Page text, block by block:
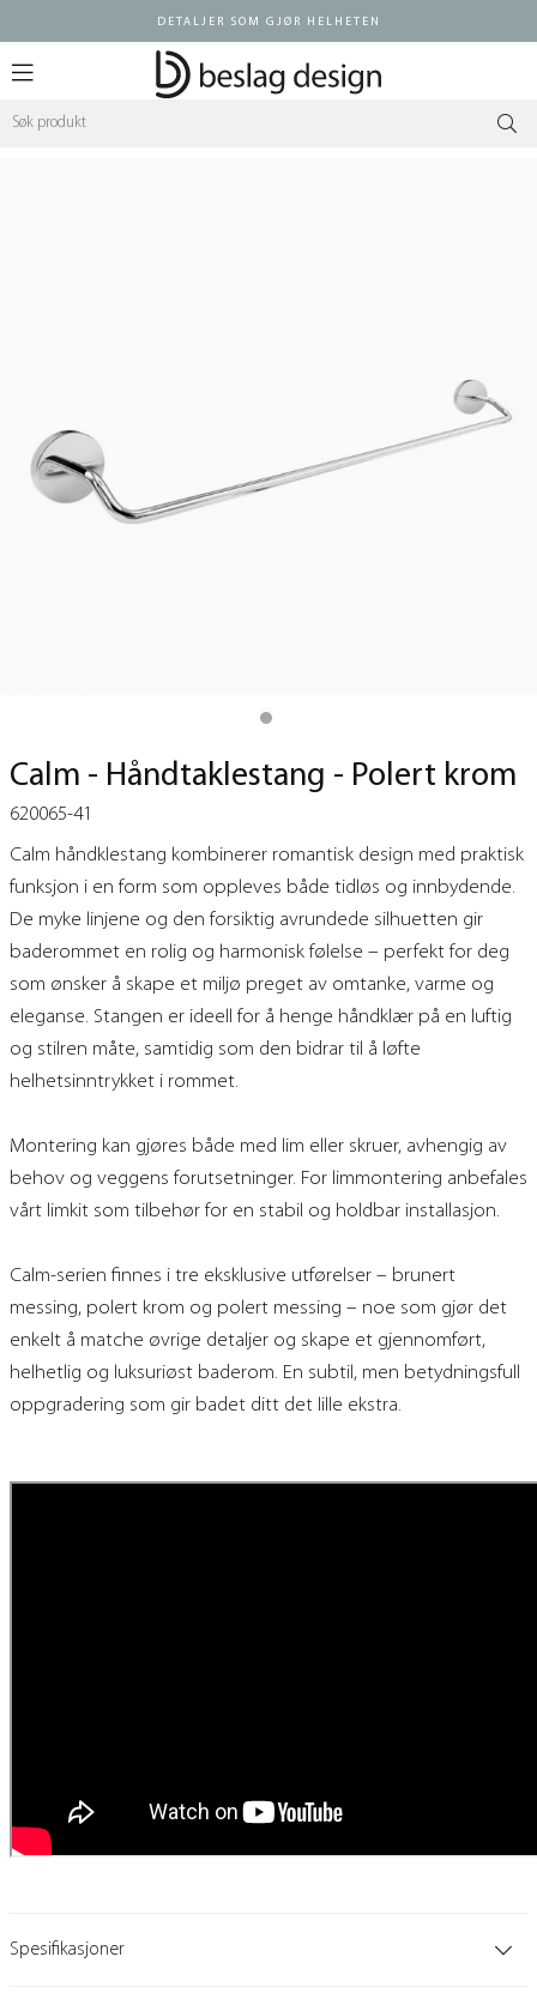
DETALJER SOM GJØR HELHETEN
Calm - Håndtaklestang - Polert krom
620065-41
Calm håndklestang kombinerer romantisk design med praktisk
funksjon i en form som oppleves både tidløs og innbydende.
De myke linjene og den forsiktig avrundede silhuetten gir
baderommet en rolig og harmonisk følelse – perfekt for deg
som ønsker å skape et miljø preget av omtanke, varme og
eleganse. Stangen er ideell for å henge håndklær på en luftig
og stilren måte, samtidig som den bidrar til å løfte
helhetsinntrykket i rommet.
Montering kan gjøres både med lim eller skruer, avhengig av
behov og veggens forutsetninger. For limmontering anbefales
vårt limkit som tilbehør for en stabil og holdbar installasjon.
Calm-serien finnes i tre eksklusive utførelser – brunert
messing, polert krom og polert messing – noe som gjør det
enkelt å matche øvrige detaljer og skape et gjennomført,
helhetlig og luksuriøst baderom. En subtil, men betydningsfull
oppgradering som gir badet ditt det lille ekstra.
Spesifikasjoner